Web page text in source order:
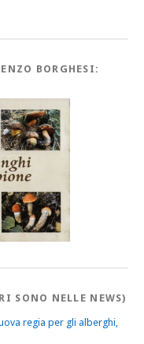
BORGHESI:
SONO NELLE NEWS)
regia per gli alberghi,